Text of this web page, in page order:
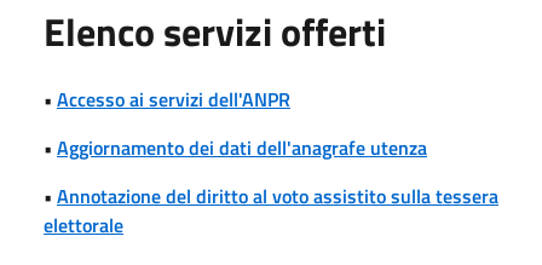
Elenco servizi offerti
• Accesso ai servizi dell'ANPR
• Aggiornamento dei dati dell'anagrafe utenza
• Annotazione del diritto al voto assistito sulla tessera
elettorale